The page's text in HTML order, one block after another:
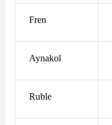
Fren
Aynakol
Ruble